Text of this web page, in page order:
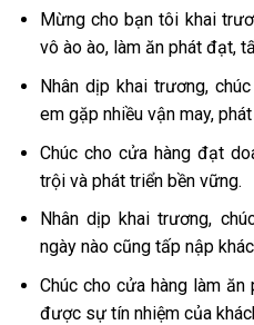
Mừng cho bạn tôi khai
vô ào ào, làm ăn phát đạt,
Nhân dịp khai trương,
em gặp nhiều vận may,
Chúc cho cửa hàng đạt
trội và phát triển bền vững.
Nhân dịp khai trương,
ngày nào cũng tấp nập
Chúc cho cửa hàng làm ăn
được sự tín nhiệm của